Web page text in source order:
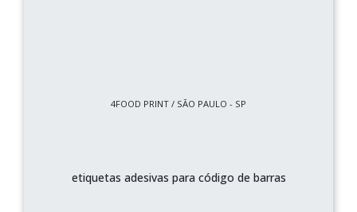
4FOOD PRINT / SÃO PAULO - SP
etiquetas adesivas para código de barras